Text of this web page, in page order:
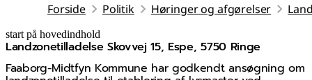
Forside Politik Høringer og afgørelser
start på hovedindhold
Landzonetilladelse Skovvej 15, Espe, 5750 Ringe
Faaborg-Midtfyn Kommune har godkendt ansøgning om
senest opdateret 6. januar 2026